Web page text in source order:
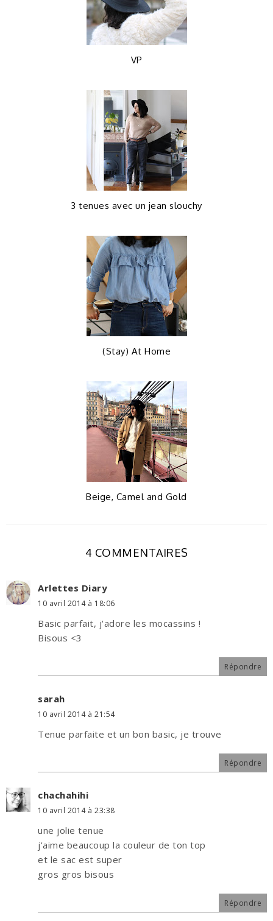
VP
3 tenues avec un jean slouchy
(Stay) At Home
Beige, Camel and Gold
4 COMMENTAIRES
Arlettes Diary
10 avril 2014 à 18:06
Basic parfait, j'adore les mocassins !
Bisous <3
Répondre
sarah
10 avril 2014 à 21:54
Tenue parfaite et un bon basic, je trouve
Répondre
chachahihi
10 avril 2014 à 23:38
une jolie tenue
j'aime beaucoup la couleur de ton top
et le sac est super
gros gros bisous
Répondre